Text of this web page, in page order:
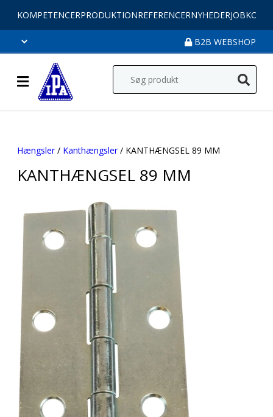
KOMPETENCERPRODUKTIONREFERENCERNYHEDERJOB
B2B WEBSHOP
Hængsler/ Kanthængsler/ KANTHÆNGSEL 89 MM
KANTHÆNGSEL 89 MM